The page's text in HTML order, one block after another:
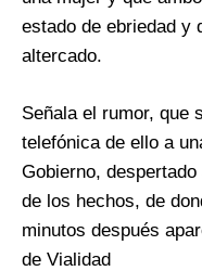
estado de ebriedad y
altercado.
Señala el rumor, que
telefónica de ello a
Gobierno,
de los hechos, de
minutos después
de Vialidad